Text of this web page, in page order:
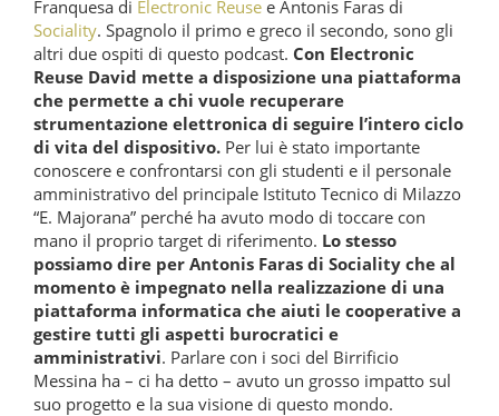
Franquesa di Electronic Reuse e Antonis Faras di
Sociality. Spagnolo il primo e greco il secondo, sono gli
altri due ospiti di questo podcast. Con Electronic
Reuse David mette a disposizione una piattaforma
che permette a chi vuole recuperare
strumentazione elettronica di seguire l’intero ciclo
di vita del dispositivo. Per lui è stato importante
conoscere e confrontarsi con gli studenti e il personale
amministrativo del principale Istituto Tecnico di Milazzo
“E. Majorana” perché ha avuto modo di toccare con
mano il proprio target di riferimento. Lo stesso
possiamo dire per Antonis Faras di Sociality che al
momento è impegnato nella realizzazione di una
piattaforma informatica che aiuti le cooperative a
gestire tutti gli aspetti burocratici e
amministrativi. Parlare con i soci del Birrificio
Messina ha – ci ha detto – avuto un grosso impatto sul
suo progetto e la sua visione di questo mondo.